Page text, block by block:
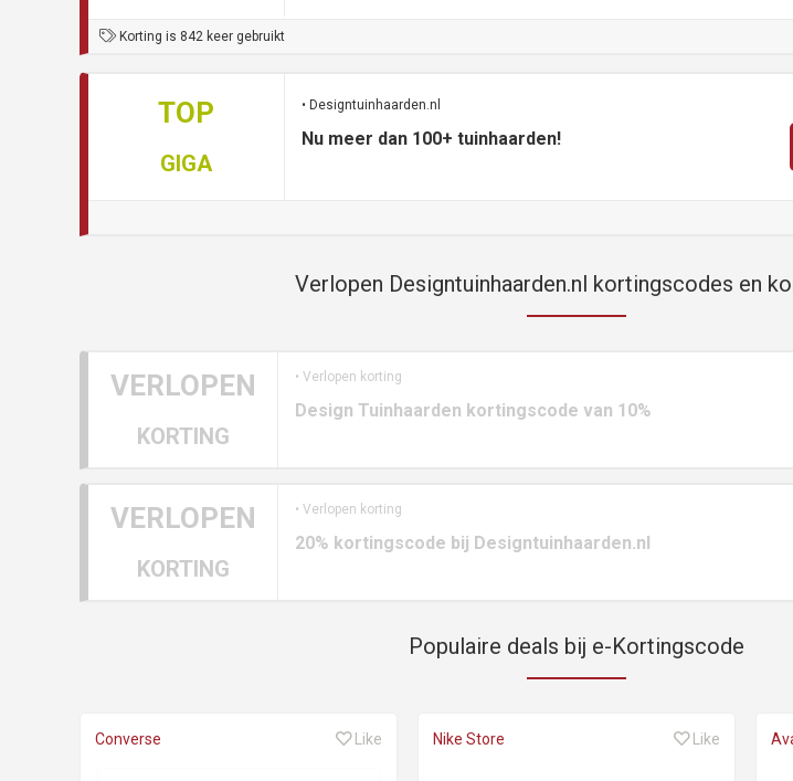
Korting is 842 keer gebruikt
TOP
GIGA
• Designtuinhaarden.nl
Nu meer dan 100+ tuinhaarden!
Verlopen Designtuinhaarden.nl kortingscodes en
VERLOPEN
KORTING
• Verlopen korting
Design Tuinhaarden kortingscode van 10%
VERLOPEN
KORTING
• Verlopen korting
20% kortingscode bij Designtuinhaarden.nl
Populaire deals bij e-Kortingscode
Converse Like Nike Store Like